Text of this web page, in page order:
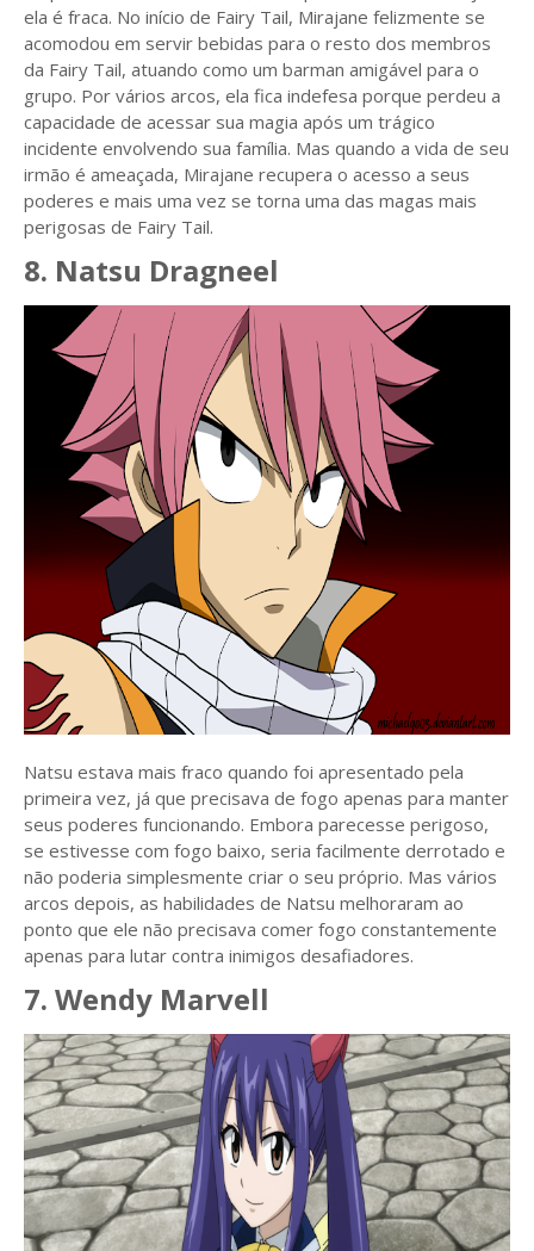
ela é fraca. No início de Fairy Tail, Mirajane felizmente se
acomodou em servir bebidas para o resto dos membros
da Fairy Tail, atuando como um barman amigável para o
grupo. Por vários arcos, ela fica indefesa porque perdeu a
capacidade de acessar sua magia após um trágico
incidente envolvendo sua família. Mas quando a vida de seu
irmão é ameaçada, Mirajane recupera o acesso a seus
poderes e mais uma vez se torna uma das magas mais
perigosas de Fairy Tail.
8. Natsu Dragneel
Natsu estava mais fraco quando foi apresentado pela
primeira vez, já que precisava de fogo apenas para manter
seus poderes funcionando. Embora parecesse perigoso,
se estivesse com fogo baixo, seria facilmente derrotado e
não poderia simplesmente criar o seu próprio. Mas vários
arcos depois, as habilidades de Natsu melhoraram ao
ponto que ele não precisava comer fogo constantemente
apenas para lutar contra inimigos desafiadores.
7. Wendy Marvell